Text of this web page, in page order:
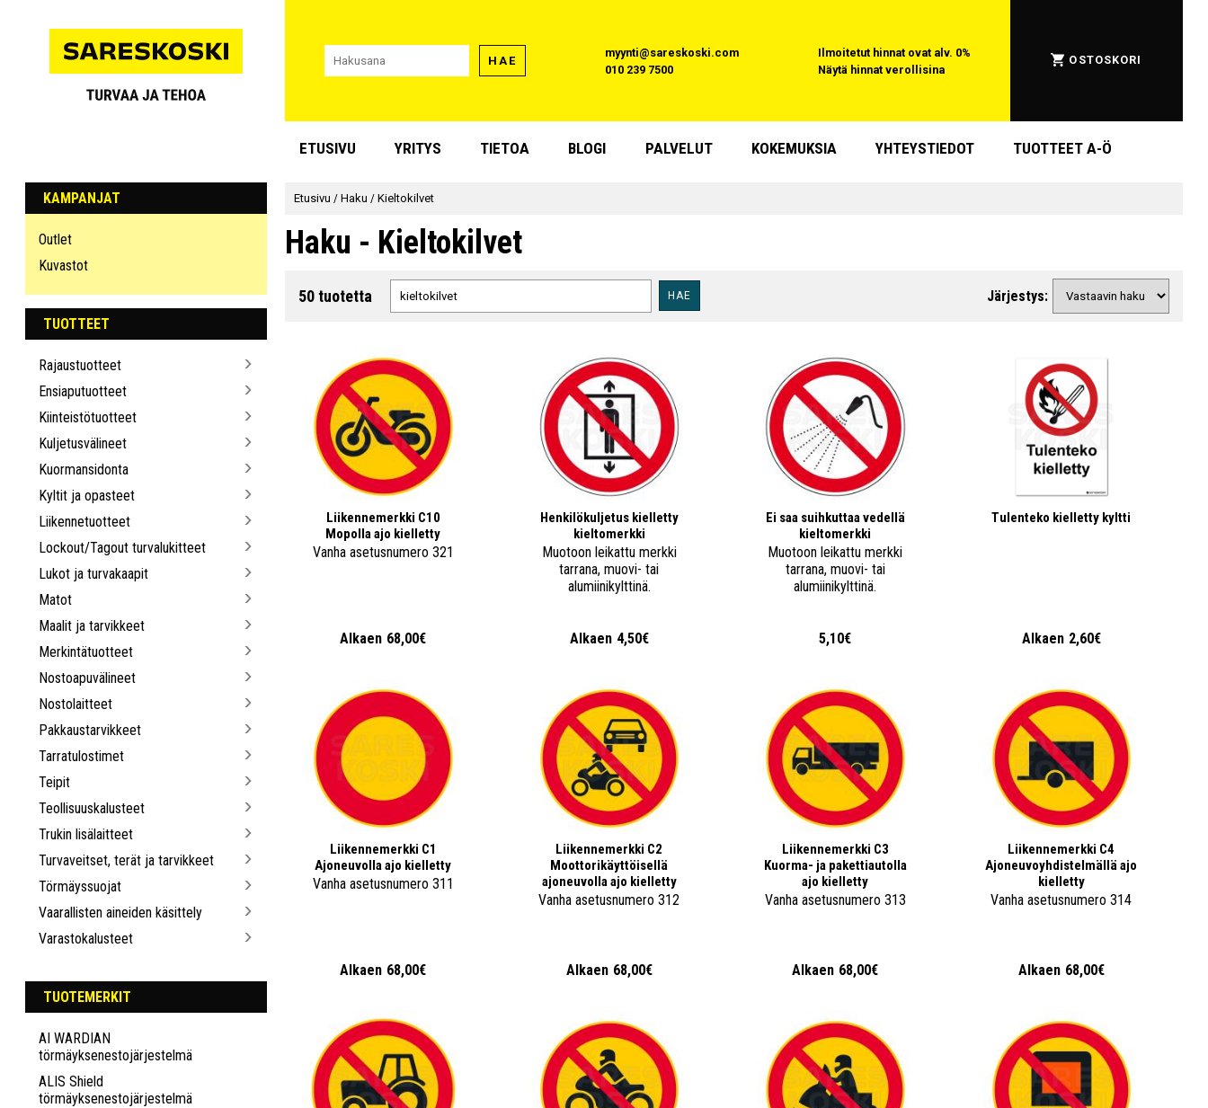
HAE
myynti@sareskoski.com
010 239 7500
Ilmoitetut hinnat ovat alv. 0%
Näytä hinnat verollisina
OSTOSKORI
ETUSIVU YRITYS TIETOA BLOGI PALVELUT KOKEMUKSIA YHTEYSTIEDOT TUOTTEET A-Ö
KAMPANJAT
Outlet
Kuvastot
TUOTTEET
Rajaustuotteet
Ensiaputuotteet
Kiinteistötuotteet
Kuljetusvälineet
Kuormansidonta
Kyltit ja opasteet
Liikennetuotteet
Lockout/Tagout turvalukitteet
Lukot ja turvakaapit
Matot
Maalit ja tarvikkeet
Merkintätuotteet
Nostoapuvälineet
Nostolaitteet
Pakkaustarvikkeet
Tarratulostimet
Teipit
Teollisuuskalusteet
Trukin lisälaitteet
Turvaveitset, terät ja tarvikkeet
Törmäyssuojat
Vaarallisten aineiden käsittely
Varastokalusteet
TUOTEMERKIT
AI WARDIAN
törmäyksenestojärjestelmä
ALIS Shield
törmäyksenestojärjestelmä
Etusivu /Haku /Kieltokilvet
Haku - Kieltokilvet
50 tuotetta HAE Järjestys:
Liikennemerkki C10
Mopolla ajo kielletty
Vanha asetusnumero 321
Alkaen 68,00€
Henkilökuljetus kielletty
kieltomerkki
Muotoon leikattu merkki
tarrana, muovi- tai
alumiinikylttinä.
Alkaen 4,50€
Ei saa suihkuttaa vedellä
kieltomerkki
Muotoon leikattu merkki
tarrana, muovi- tai
alumiinikylttinä.
5,10€
Tulenteko kielletty kyltti
Alkaen 2,60€
Liikennemerkki C1
Ajoneuvolla ajo kielletty
Vanha asetusnumero 311
Alkaen 68,00€
Liikennemerkki C2
Moottorikäyttöisellä
ajoneuvolla ajo kielletty
Vanha asetusnumero 312
Alkaen 68,00€
Liikennemerkki C3
Kuorma- ja pakettiautolla
ajo kielletty
Vanha asetusnumero 313
Alkaen 68,00€
Liikennemerkki C4
Ajoneuvoyhdistelmällä ajo
kielletty
Vanha asetusnumero 314
Alkaen 68,00€